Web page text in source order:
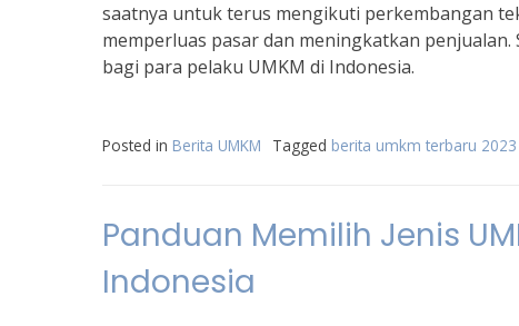
saatnya untuk terus mengikuti perkembangan
memperluas pasar dan meningkatkan
bagi para pelaku UMKM di Indonesia.
Posted in Berita UMKM Tagged berita umkm terbaru 2023
Panduan Memilih Jenis
Indonesia